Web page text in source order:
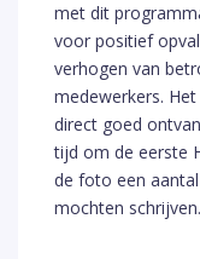
met dit
voor positief
verhogen van
medewerkers.
direct goed
tijd om de eerste
de foto een
mochten schrijven.